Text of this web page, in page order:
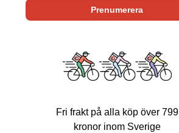
Fri frakt på alla köp över 799
kronor inom Sverige